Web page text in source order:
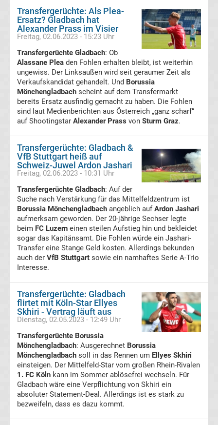
Frankfurt
Zwickau
Transfergerüchte
FC
Transfergerüchte
Hamburger
SV
Transfergerüchte
96
Transfergerüchte
Hertha
BSC
Transfergerüchte
Transfergerüchte: Als Plea-
Ersatz? Gladbach hat
Alexander Prass im Visier
Freitag, 02.06.2023 - 15:23 Uhr
Transfergerüchte Gladbach: Ob
Alassane Plea den Fohlen erhalten bleibt, ist weiterhin
ungewiss. Der Linksaußen wird seit geraumer Zeit als
Verkaufskandidat gehandelt. Und Borussia
Mönchengladbach scheint auf dem Transfermarkt
bereits Ersatz ausfindig gemacht zu haben. Die Fohlen
sind laut Medienberichten aus Österreich „ganz scharf“
auf Shootingstar Alexander Prass von Sturm Graz.
Transfergerüchte: Gladbach &
VfB Stuttgart heiß auf
Schweiz-Juwel Ardon Jashari
Freitag, 02.06.2023 - 10:31 Uhr
Transfergerüchte Gladbach: Auf der
Suche nach Verstärkung für das Mittelfeldzentrum ist
Borussia Mönchengladbach angeblich aufArdon Jashari
aufmerksam geworden. Der 20-jährige Sechser legte
beim FC Luzern einen steilen Aufstieg hin und bekleidet
sogar das Kapitänsamt. Die Fohlen würde ein Jashari-
Transfer eine Stange Geld kosten. Allerdings bekunden
auch der VfB Stuttgart sowie ein namhaftes Serie A-Trio
Interesse.
Transfergerüchte: Gladbach
flirtet mit Köln-Star Ellyes
Skhiri - Vertrag läuft aus
Dienstag, 02.05.2023 - 12:49 Uhr
Transfergerüchte Borussia
Mönchengladbach: Ausgerechnet Borussia
Mönchengladbach soll in das Rennen um Ellyes Skhiri
einsteigen. Der Mittelfeld-Star vom großen Rhein-Rivalen
1. FC Köln kann im Sommer ablösefrei wechseln. Für
Gladbach wäre eine Verpflichtung von Skhiri ein
absoluter Statement-Deal. Allerdings ist es stark zu
bezweifeln, dass es dazu kommt.